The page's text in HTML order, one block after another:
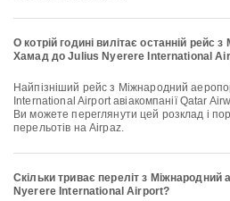
О котрій годині вилітає останній рейс
Хамад до Julius Nyerere International
Найпізніший рейс з Міжнародний аеропорт Хамад до Julius Nyerere
International Airport авіакомпанії Qatar
Ви можете переглянути цей розклад і
перельотів на Airpaz.
Скільки триває переліт з
Nyerere International Airport?